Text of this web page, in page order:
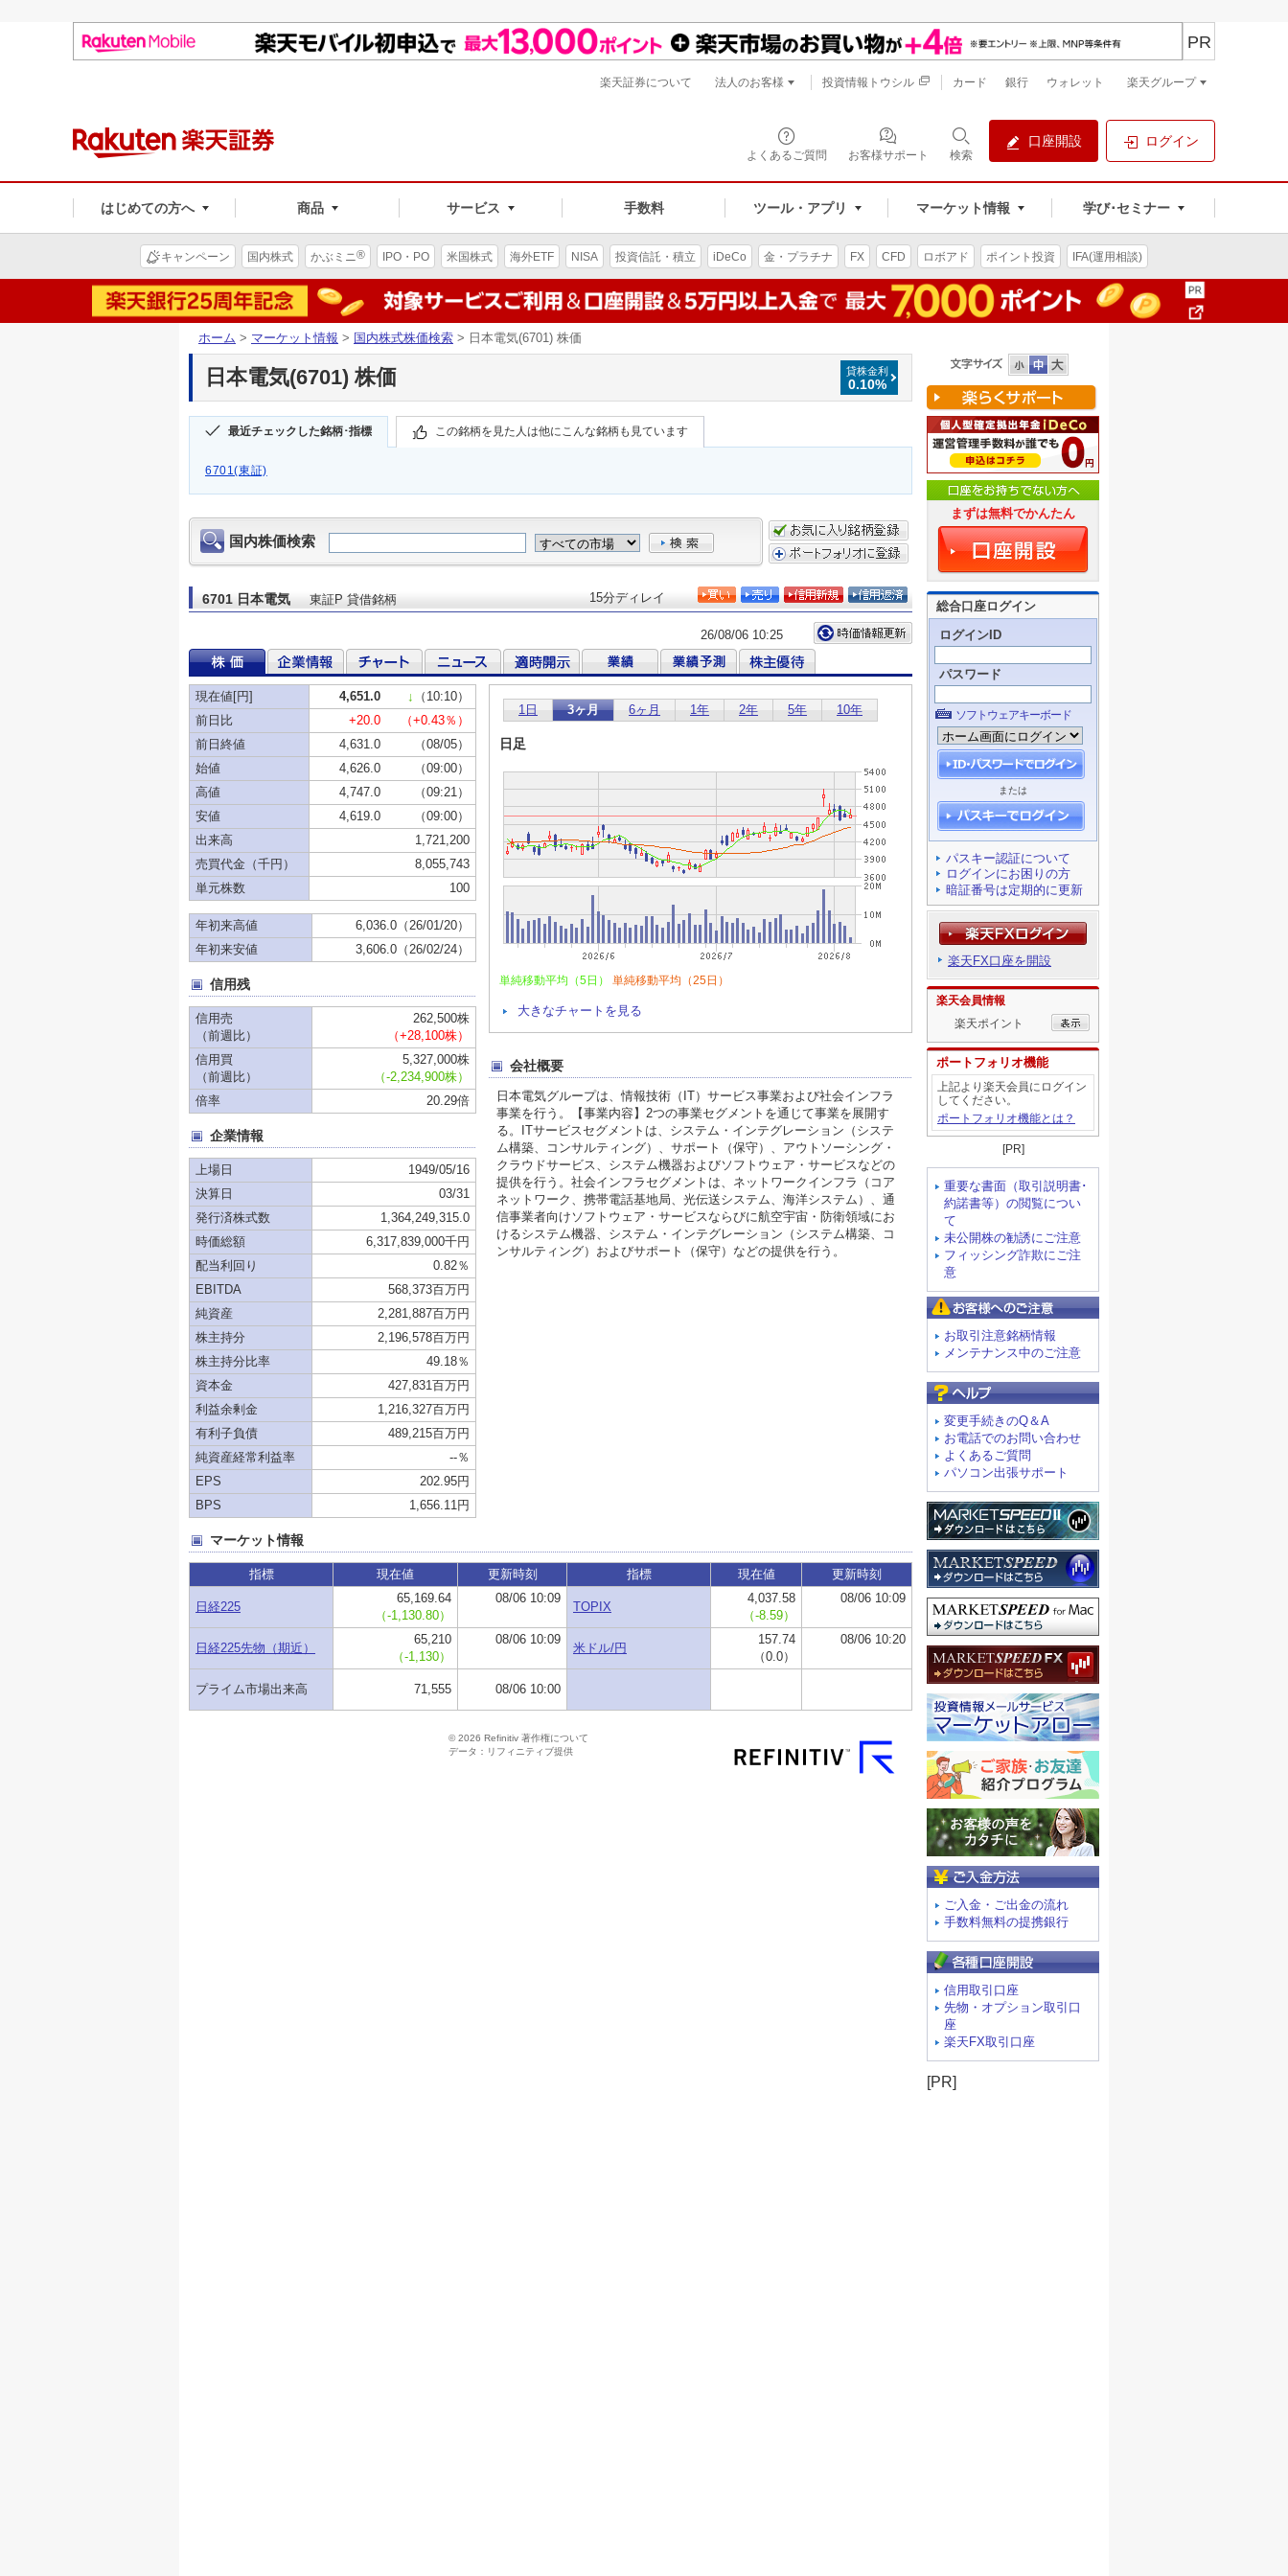
よくあるご質問 お客様サポート 検索
口座開設 ログイン
はじめての方へ 商品 サービス 手数料 ツール・アプリ マーケット情報 学び･セミナー
PR
楽天証券について 法人のお客様 投資情報トウシル カード 銀行 ウォレット 楽天グループ
キャンペーン 国内株式 かぶミニ® IPO・PO 米国株式 海外ETF NISA 投資信託・積立 iDeCo 金・プラチナ FX CFD ロボアド ポイント投資 IFA(運用相談)
ホーム > マーケット情報 > 国内株式株価検索 > 日本電気(6701) 株価
貸株金利
0.10%
日本電気(6701) 株価
最近チェックした銘柄･指標 この銘柄を見た人は他にこんな銘柄も見ています
6701(東証)
まずは無料でかんたん
総合口座ログイン
ログインID
パスワード
ソフトウェアキーボード
または
パスキー認証について
ログインにお困りの方
暗証番号は定期的に更新
楽天FX口座を開設
楽天会員情報
楽天ポイント
ポートフォリオ機能
上記より楽天会員にログイン
してください。
ポートフォリオ機能とは？
[PR]
重要な書面（取引説明書･
約諾書等）の閲覧につい
て
未公開株の勧誘にご注意
フィッシング詐欺にご注
意
お取引注意銘柄情報
メンテナンス中のご注意
変更手続きのQ＆A
お電話でのお問い合わせ
よくあるご質問
パソコン出張サポート
ご入金・ご出金の流れ
手数料無料の提携銀行
信用取引口座
先物・オプション取引口
座
楽天FX取引口座
[PR]